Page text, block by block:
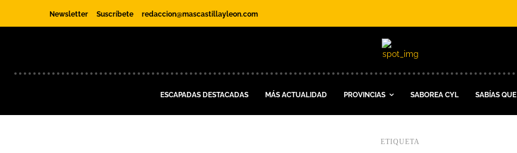
Newsletter Suscríbete redaccion@mascastillayleon.com
ESCAPADAS DESTACADAS MÁS ACTUALIDAD PROVINCIAS SABOREA CYL SABÍAS QUE
ETIQUETA